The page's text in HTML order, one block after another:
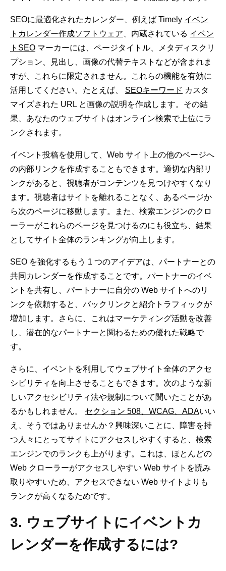
SEOに最適化されたカレンダー、例えば Timely イベン
トカレンダー作成ソフトウェア 、内蔵されている イベン
トSEO マーカーには、ページタイトル、メタディスクリ
プション、見出し、画像の代替テキストなどが含まれま
すが、これらに限定されません。これらの機能を有効に
活用してください。たとえば、 SEOキーワード カスタ
マイズされた URL と画像の説明を作成します。その結
果、あなたのウェブサイトはオンライン検索で上位にラ
ンクされます。
イベント投稿を使用して、Web サイト上の他のページへ
の内部リンクを作成することもできます。適切な内部リ
ンクがあると、視聴者がコンテンツを見つけやすくなり
ます。視聴者はサイトを離れることなく、あるページか
ら次のページに移動します。また、検索エンジンのクロ
ーラーがこれらのページを見つけるのにも役立ち、結果
としてサイト全体のランキングが向上します。
SEO を強化するもう 1 つのアイデアは、パートナーとの
共同カレンダーを作成することです。パートナーのイベ
ントを共有し、パートナーに自分の Web サイトへのリ
ンクを依頼すると、バックリンクと紹介トラフィックが
増加します。さらに、これはマーケティング活動を改善
し、潜在的なパートナーと関わるための優れた戦略で
す。
さらに、イベントを利用してウェブサイト全体のアクセ
シビリティを向上させることもできます。次のような新
しいアクセシビリティ法や規制について聞いたことがあ
るかもしれません。 セクション 508、WCAG、ADAいい
え、そうではありませんか？興味深いことに、障害を持
つ人々にとってサイトにアクセスしやすくすると、検索
エンジンでのランクも上がります。これは、ほとんどの
Web クローラーがアクセスしやすい Web サイトを読み
取りやすいため、アクセスできない Web サイトよりも
ランクが高くなるためです。
3. ウェブサイトにイベントカ
レンダーを作成するには?